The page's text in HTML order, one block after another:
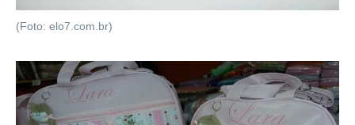
(Foto: elo7.com.br)